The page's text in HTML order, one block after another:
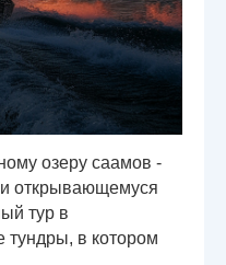
озеру саамов -
открывающемуся
тур в
тундры, в котором